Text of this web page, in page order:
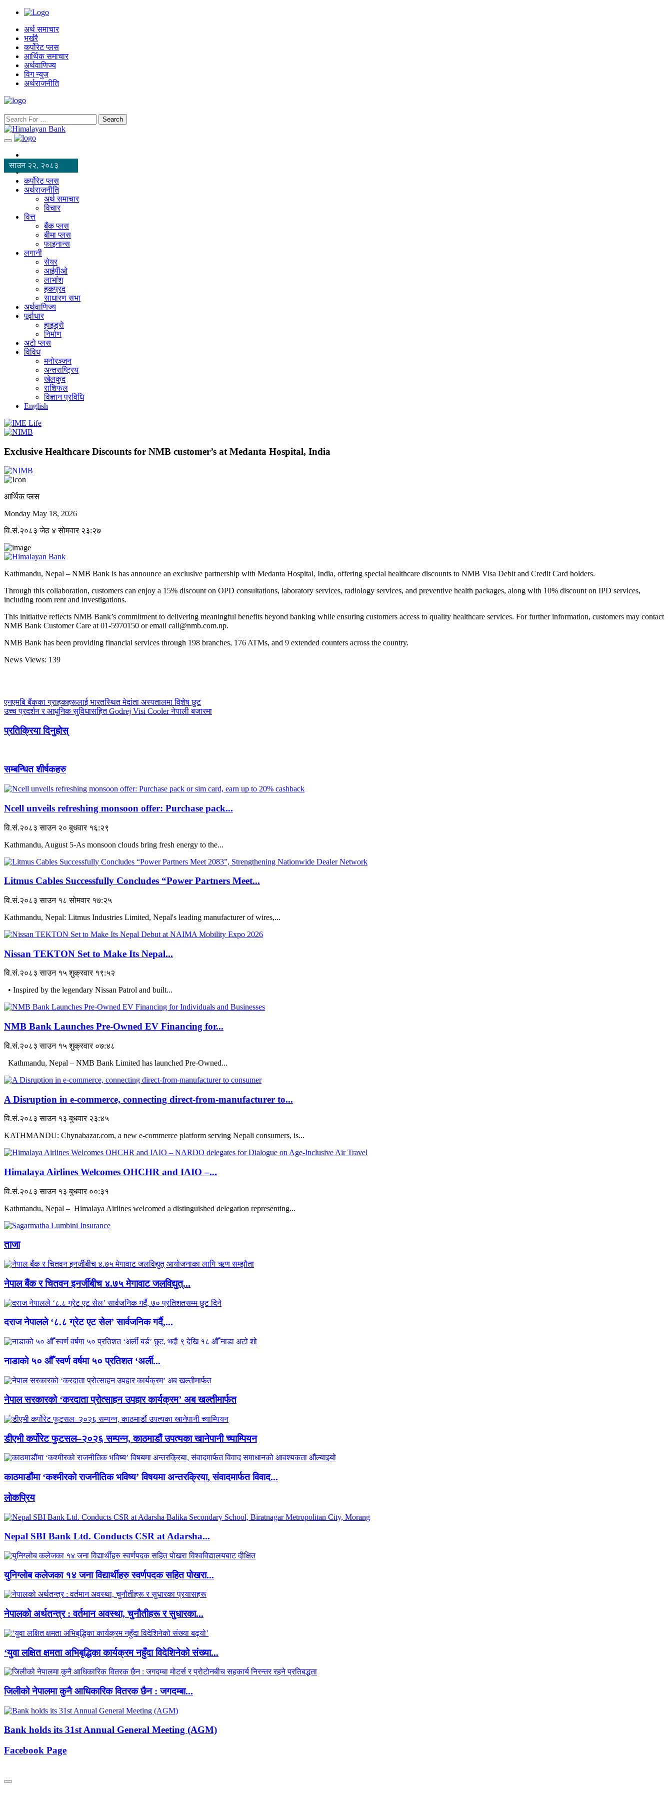
अर्थ समाचार
भर्खरै
कर्पोरेट प्लस
आर्थिक समाचार
अर्थवाणिज्य
विग न्युज
अर्थराजनीति
Search
साउन २२, २०८३
कर्पोरेट प्लस
अर्थराजनीति
अर्थ समाचार
विचार
वित्त
बैंक प्लस
बीमा प्लस
फाइनान्स
लगानी
सेयर
आईपीओ
लाभांश
हकप्रद
साधारण सभा
अर्थवाणिज्य
पूर्वाधार
हाइड्राे
निर्माण
अटो प्लस
विविध
मनोरञ्जन
अन्तराष्ट्रिय
खेलकुद
राशिफल
विज्ञान प्रविधि
English
Exclusive Healthcare Discounts for NMB customer’s at Medanta Hospital, India
आर्थिक प्लस
Monday May 18, 2026
वि.सं.२०८३ जेठ ४ सोमवार २३:२७
Kathmandu, Nepal – NMB Bank is has announce an exclusive partnership with Medanta Hospital, India, offering special healthcare discounts to NMB Visa Debit and Credit Card holders.
Through this collaboration, customers can enjoy a 15% discount on OPD consultations, laboratory services, radiology services, and preventive health packages, along with 10% discount on IPD services,
including room rent and investigations.
This initiative reflects NMB Bank’s commitment to delivering meaningful benefits beyond banking while ensuring customers access to quality healthcare services. For further information, customers may contact
NMB Bank Customer Care at 01-5970150 or email call@nmb.com.np.
NMB Bank has been providing financial services through 198 branches, 176 ATMs, and 9 extended counters across the country.
News Views: 139
एनएमबि बैंकका ग्राहकहरूलाई भारतस्थित मेदांता अस्पतालमा विशेष छुट
उच्च प्रदर्शन र आधुनिक सुविधासहित Godrej Visi Cooler नेपाली बजारमा
प्रतिक्रिया दिनुहोस्
सम्बन्धित शीर्षकहरु
Ncell unveils refreshing monsoon offer: Purchase pack...
वि.सं.२०८३ साउन २० बुधवार १६:२९
Kathmandu, August 5-As monsoon clouds bring fresh energy to the...
Litmus Cables Successfully Concludes “Power Partners Meet...
वि.सं.२०८३ साउन १८ सोमवार १७:२५
Kathmandu, Nepal: Litmus Industries Limited, Nepal's leading manufacturer of wires,...
Nissan TEKTON Set to Make Its Nepal...
वि.सं.२०८३ साउन १५ शुक्रवार १९:५२
• Inspired by the legendary Nissan Patrol and built...
NMB Bank Launches Pre-Owned EV Financing for...
वि.सं.२०८३ साउन १५ शुक्रवार ०७:४८
Kathmandu, Nepal – NMB Bank Limited has launched Pre-Owned...
A Disruption in e-commerce, connecting direct-from-manufacturer to...
वि.सं.२०८३ साउन १३ बुधवार २३:४५
KATHMANDU: Chynabazar.com, a new e-commerce platform serving Nepali consumers, is...
Himalaya Airlines Welcomes OHCHR and IAIO –...
वि.सं.२०८३ साउन १३ बुधवार ००:३१
Kathmandu, Nepal – Himalaya Airlines welcomed a distinguished delegation representing...
ताजा
नेपाल बैंक र चितवन इनर्जीबीच ४.७५ मेगावाट जलविद्युत्...
दराज नेपालले ‘८.८ ग्रेट एट सेल’ सार्वजनिक गर्दै,...
नाडाको ५० औँ स्वर्ण वर्षमा ५० प्रतिशत ‘अर्ली...
नेपाल सरकारको ‘करदाता प्रोत्साहन उपहार कार्यक्रम’ अब खल्तीमार्फत
डीएभी कर्पोरेट फुटसल–२०२६ सम्पन्न, काठमाडौं उपत्यका खानेपानी च्याम्पियन
काठमाडौंमा ‘कश्मीरको राजनीतिक भविष्य’ विषयमा अन्तरक्रिया, संवादमार्फत विवाद...
लाेकप्रिय
Nepal SBI Bank Ltd. Conducts CSR at Adarsha...
युनिग्लोब कलेजका १४ जना विद्यार्थीहरु स्वर्णपदक सहित पोखरा...
नेपालको अर्थतन्त्र : वर्तमान अवस्था, चुनौतीहरू र सुधारका...
‘युवा लक्षित क्षमता अभिबृद्धिका कार्यक्रम नहुँदा विदेशिनेको संख्या...
जिलीको नेपालमा कुनै आधिकारिक वितरक छैन : जगदम्बा...
Bank holds its 31st Annual General Meeting (AGM)
Facebook Page